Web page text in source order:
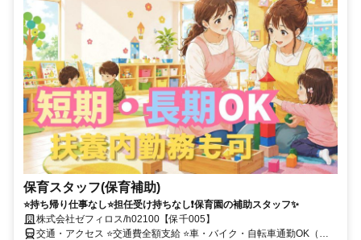
保育スタッフ(保育補助)
⭐持ち帰り仕事なし⭐担任受け持ちなし❗保育園の補助スタッフ✨
株式会社ゼフィロス/h02100【保千005】
交通・アクセス ⭐交通費全額支給 ⭐車・バイク・自転車通勤OK（無